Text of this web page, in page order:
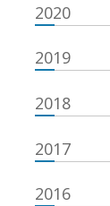
2020
2019
2018
2017
2016